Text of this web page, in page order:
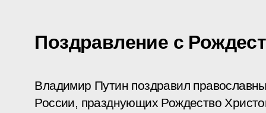
Поздравление с
Владимир Путин поздравил
России, празднующих Рождество